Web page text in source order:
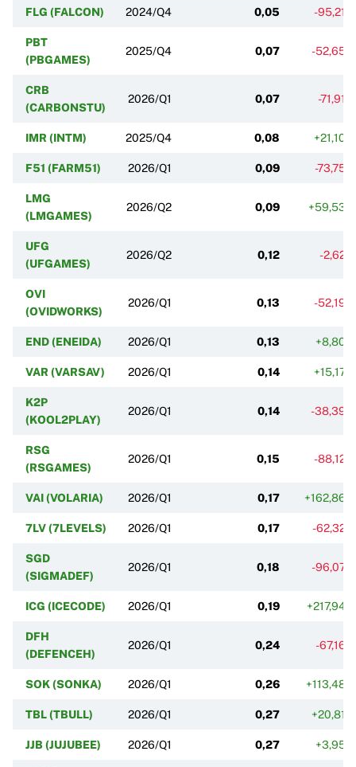
FLG (FALCON) 2024/Q4 0,05 -95,21%
PBT
(PBGAMES)
2025/Q4 0,07 -52,65%
CRB
(CARBONSTU)
2026/Q1 0,07 -71,91%
IMR (INTM) 2025/Q4 0,08 +21,10%
F51 (FARM51) 2026/Q1 0,09 -73,75%
LMG
(LMGAMES)
2026/Q2 0,09 +59,53%
UFG
(UFGAMES)
2026/Q2 0,12 -2,62%
OVI
(OVIDWORKS)
2026/Q1 0,13 -52,19%
END (ENEIDA) 2026/Q1 0,13 +8,80%
VAR (VARSAV) 2026/Q1 0,14 +15,17%
K2P
(KOOL2PLAY)
2026/Q1 0,14 -38,39%
RSG
(RSGAMES)
2026/Q1 0,15 -88,12%
VAI (VOLARIA) 2026/Q1 0,17 +162,86%
7LV (7LEVELS) 2026/Q1 0,17 -62,32%
SGD
(SIGMADEF)
2026/Q1 0,18 -96,07%
ICG (ICECODE) 2026/Q1 0,19 +217,94%
DFH
(DEFENCEH)
2026/Q1 0,24 -67,16%
SOK (SONKA) 2026/Q1 0,26 +113,48%
TBL (TBULL) 2026/Q1 0,27 +20,81%
JJB (JUJUBEE) 2026/Q1 0,27 +3,95%